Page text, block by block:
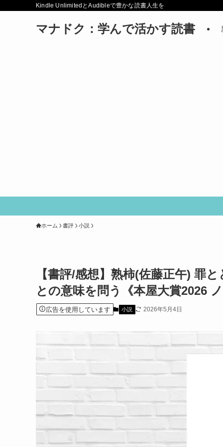
Kindle UnlimitedとAudibleで豊かな読書人生を
マナドク：学んで活かす読書
ホーム 書評 小説
【書評/感想】熟柿(佐藤正午) 罪
との意味を問う《本屋大賞2026
広告を使用しています 小説 2026年5月4日